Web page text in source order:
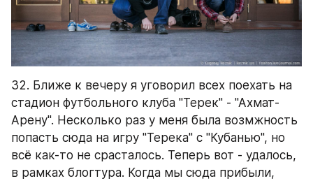
32. Ближе к вечеру я уговорил всех поехать на
стадион футбольного клуба "Терек" - "Ахмат-
Арену". Несколько раз у меня была возмжность
попасть сюда на игру "Терека" с "Кубанью", но
всё как-то не срасталось. Теперь вот - удалось,
в рамках блогтура. Когда мы сюда прибыли,